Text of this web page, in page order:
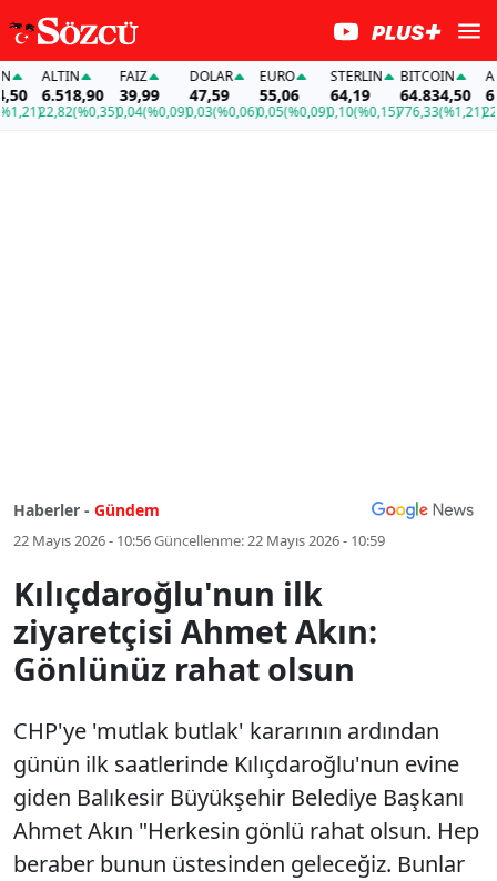
ALTIN
6.518,90
22,82(%0,35)
FAİZ
39,99
0,04(%0,09)
DOLAR
47,59
0,03(%0,06)
EURO
55,06
0,05(%0,09)
STERLIN
64,19
0,10(%0,15)
BITCOIN
64.834,50
776,33(%1,21)
Haberler - Gündem
22 Mayıs 2026 - 10:56Güncellenme:22 Mayıs 2026 - 10:59
Kılıçdaroğlu'nun ilk
ziyaretçisi Ahmet Akın:
Gönlünüz rahat olsun
CHP'ye 'mutlak butlak' kararının ardından
günün ilk saatlerinde Kılıçdaroğlu'nun evine
giden Balıkesir Büyükşehir Belediye Başkanı
Ahmet Akın "Herkesin gönlü rahat olsun. Hep
beraber bunun üstesinden geleceğiz. Bunlar